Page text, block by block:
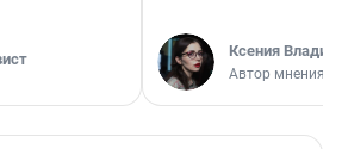
Ксения
Автор мнения